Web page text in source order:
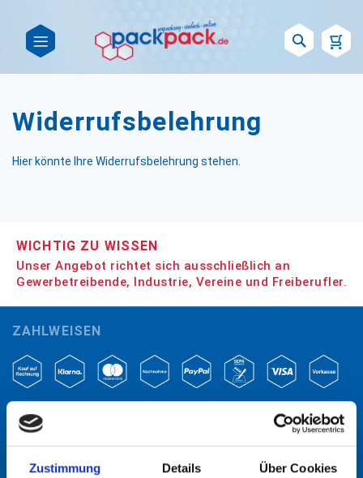
Zustimmung Details Über Cookies
Widerrufsbelehrung
Hier könnte Ihre Widerrufsbelehrung stehen.
WICHTIG ZU WISSEN
Unser Angebot richtet sich ausschließlich an
Gewerbetreibende, Industrie, Vereine und Freiberufler.
ZAHLWEISEN